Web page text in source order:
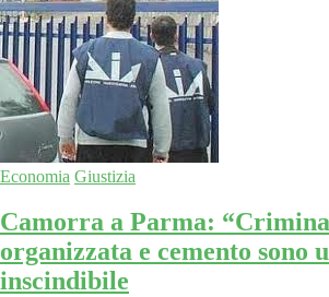
Economia Giustizia
Camorra a Parma:
organizzata e cemento sono
inscindibile